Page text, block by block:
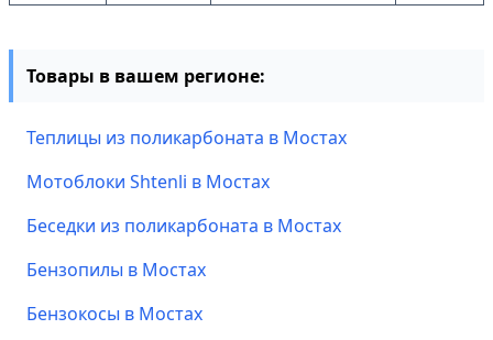
Товары в вашем регионе:
Теплицы из поликарбоната в Мостах
Мотоблоки Shtenli в Мостах
Беседки из поликарбоната в Мостах
Бензопилы в Мостах
Бензокосы в Мостах